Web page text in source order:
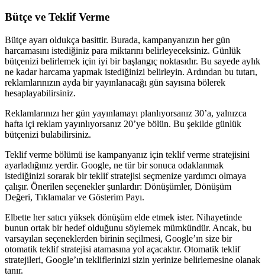
Bütçe ve Teklif Verme
Bütçe ayarı oldukça basittir. Burada, kampanyanızın her gün
harcamasını istediğiniz para miktarını belirleyeceksiniz. Günlük
bütçenizi belirlemek için iyi bir başlangıç noktasıdır. Bu sayede aylık
ne kadar harcama yapmak istediğinizi belirleyin. Ardından bu tutarı,
reklamlarınızın ayda bir yayınlanacağı gün sayısına bölerek
hesaplayabilirsiniz.
Reklamlarınızı her gün yayınlamayı planlıyorsanız 30’a, yalnızca
hafta içi reklam yayınlıyorsanız 20’ye bölün. Bu şekilde günlük
bütçenizi bulabilirsiniz.
Teklif verme bölümü ise kampanyanız için teklif verme stratejisini
ayarladığınız yerdir. Google, ne tür bir sonuca odaklanmak
istediğinizi sorarak bir teklif stratejisi seçmenize yardımcı olmaya
çalışır. Önerilen seçenekler şunlardır: Dönüşümler, Dönüşüm
Değeri, Tıklamalar ve Gösterim Payı.
Elbette her satıcı yüksek dönüşüm elde etmek ister. Nihayetinde
bunun ortak bir hedef olduğunu söylemek mümkündür. Ancak, bu
varsayılan seçeneklerden birinin seçilmesi, Google’ın size bir
otomatik teklif stratejisi atamasına yol açacaktır. Otomatik teklif
stratejileri, Google’ın tekliflerinizi sizin yerinize belirlemesine olanak
tanır.